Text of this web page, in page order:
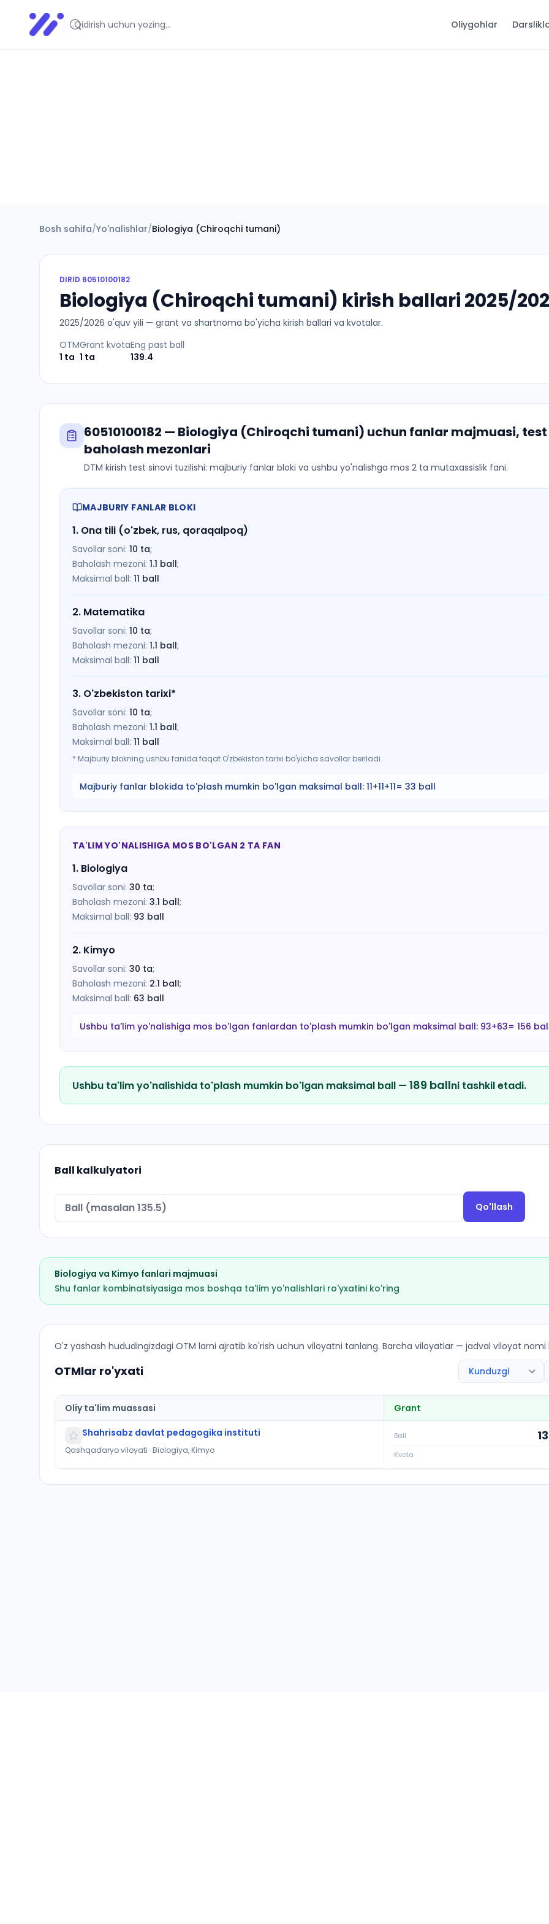
Infoedu
Ta&#039;lim xabarlari va yangiliklari Oliygohlar
Bosh sahifa/Yo'nalishlar/Biologiya (Chiroqchi tumani)
DIRID 60510100182
Biologiya (Chiroqchi tumani) kirish ballari 2025/
2025/2026 o'quv yili — grant va shartnoma bo'yicha kirish ballari va kvotalar.
OTM
1 ta
Grant kvota
1 ta
Eng past ball
139.4
60510100182 — Biologiya (Chiroqchi tumani) uchun fanlar majmuasi,
baholash mezonlari
DTM kirish test sinovi tuzilishi: majburiy fanlar bloki va ushbu yo'nalishga mos 2 ta mutaxassislik fani.
MAJBURIY FANLAR BLOKI
1. Ona tili (o'zbek, rus, qoraqalpoq)
Savollar soni: 10 ta;
Baholash mezoni: 1.1 ball;
Maksimal ball: 11 ball
2. Matematika
Savollar soni: 10 ta;
Baholash mezoni: 1.1 ball;
Maksimal ball: 11 ball
3. O'zbekiston tarixi*
Savollar soni: 10 ta;
Baholash mezoni: 1.1 ball;
Maksimal ball: 11 ball
* Majburiy blokning ushbu fanida faqat O'zbekiston tarixi bo'yicha savollar beriladi.
Majburiy fanlar blokida to'plash mumkin bo'lgan maksimal ball: 11+11+11= 33 ball
TA'LIM YO'NALISHIGA MOS BO'LGAN 2 TA FAN
1. Biologiya
Savollar soni: 30 ta;
Baholash mezoni: 3.1 ball;
Maksimal ball: 93 ball
2. Kimyo
Savollar soni: 30 ta;
Baholash mezoni: 2.1 ball;
Maksimal ball: 63 ball
Ushbu ta'lim yo'nalishiga mos bo'lgan fanlardan to'plash mumkin bo'lgan maksimal ball: 93+63= 156
Ushbu ta'lim yo'nalishida to'plash mumkin bo'lgan maksimal ball — 189 ballni tashkil etadi.
Ball kalkulyatori
Qo'llash
Biologiya va Kimyo fanlari majmuasi
Shu fanlar kombinatsiyasiga mos boshqa ta'lim yo'nalishlari ro'yxatini ko'ring
Biologiya (Chiroqchi tumani): OTM lar bo'yicha kirish ballari va kvotalar
O'z yashash hududingizdagi OTM larni ajratib ko'rish uchun viloyatni tanlang. Barcha viloyatlar — jadval viloyat
OTMlar ro'yxati
Oliy ta'lim muassasi
Grant
Shahrisabz davlat pedagogika instituti
Qashqadaryo viloyati · Biologiya, Kimyo
Ball
Kvota